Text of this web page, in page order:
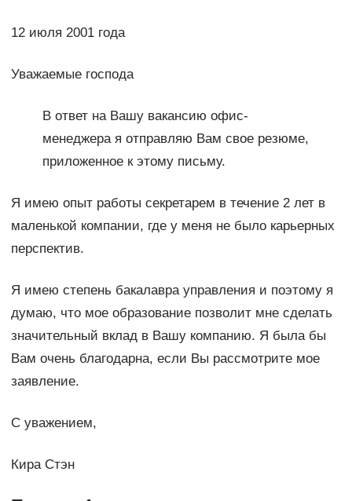
12 июля 2001 года
Уважаемые господа
В ответ на Вашу вакансию офис-
менеджера я отправляю Вам свое резюме,
приложенное к этому письму.
Я имею опыт работы секретарем в течение 2 лет в
маленькой компании, где у меня не было карьерных
перспектив.
Я имею степень бакалавра управления и поэтому я
думаю, что мое образование позволит мне сделать
значительный вклад в Вашу компанию. Я была бы
Вам очень благодарна, если Вы рассмотрите мое
заявление.
С уважением,
Кира Стэн